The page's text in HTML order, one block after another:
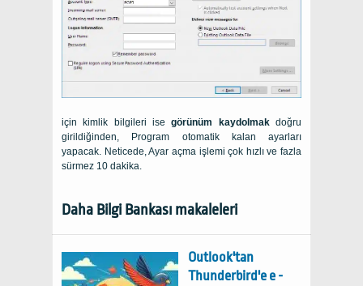
için kimlik bilgileri isegörünüm kaydolmakdoğru
girildiğinden, Program otomatik kalan ayarları
yapacak. Neticede, Ayar açma işlemi çok hızlı ve fazla
sürmez 10 dakika.
Daha Bilgi Bankası makaleleri
Outlook'tan
Thunderbird'e e -